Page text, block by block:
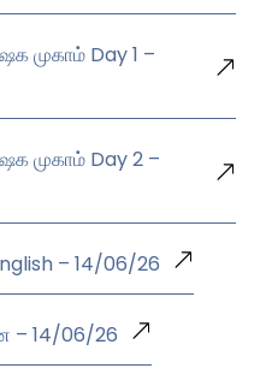
முகாம் Day 1 –
முகாம் Day 2 –
– 14/06/26
– 14/06/26